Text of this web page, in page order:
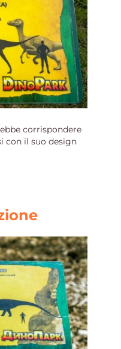
corrispondere
con il suo design